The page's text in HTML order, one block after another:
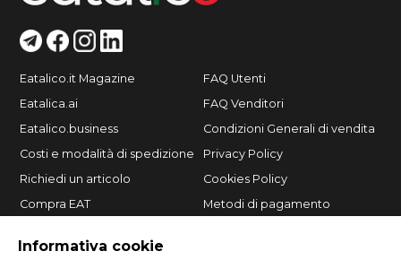
Informativa cookie
Eatalico.it Magazine
Eatalica.ai
Eatalico.business
Costi e modalità di spedizione
Richiedi un articolo
Compra EAT
FAQ Utenti
FAQ Venditori
Condizioni Generali di vendita
Privacy Policy
Cookies Policy
Metodi di pagamento